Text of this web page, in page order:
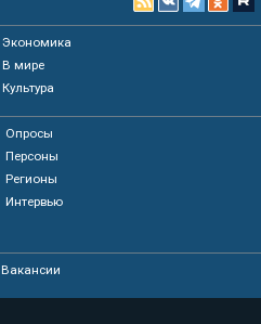
Экономика
В мире
Культура
Опросы
Персоны
Регионы
Интервью
Вакансии